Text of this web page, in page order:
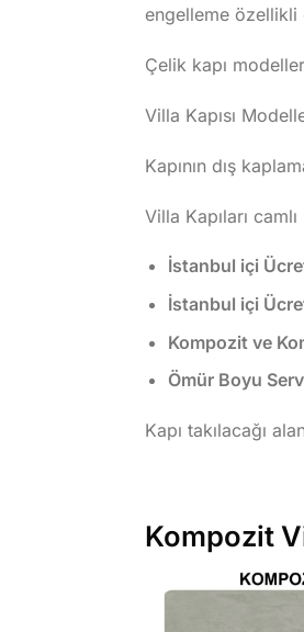
engelleme özellikli
Çelik kapı
Villa Kapısı
Kapının dış
Villa Kapıları
İstanbul içi
İstanbul içi
Kompozit ve
Ömür Boyu
Kapı takılacağı
Kompozit